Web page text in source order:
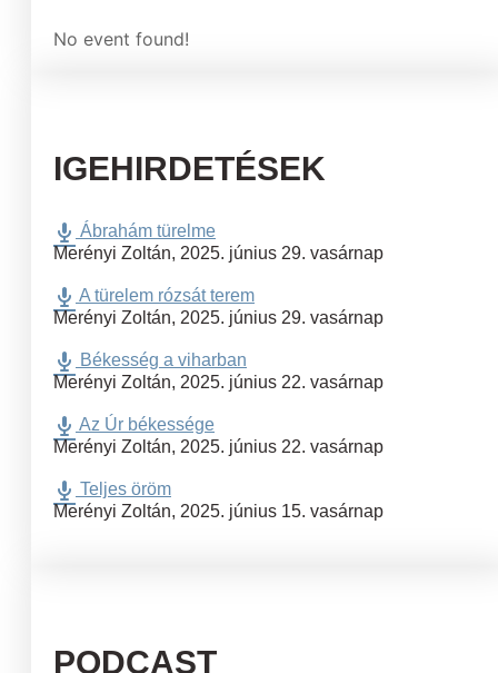
No event found!
IGEHIRDETÉSEK
Ábrahám türelme
Merényi Zoltán, 2025. június 29. vasárnap
A türelem rózsát terem
Merényi Zoltán, 2025. június 29. vasárnap
Békesség a viharban
Merényi Zoltán, 2025. június 22. vasárnap
Az Úr békessége
Merényi Zoltán, 2025. június 22. vasárnap
Teljes öröm
Merényi Zoltán, 2025. június 15. vasárnap
PODCAST